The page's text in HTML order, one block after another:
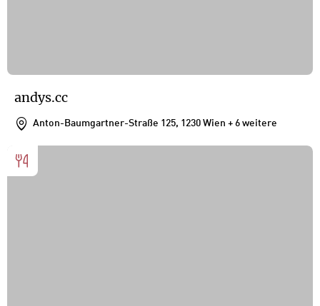
andys.cc
Anton-Baumgartner-Straße 125, 1230 Wien + 6 weitere